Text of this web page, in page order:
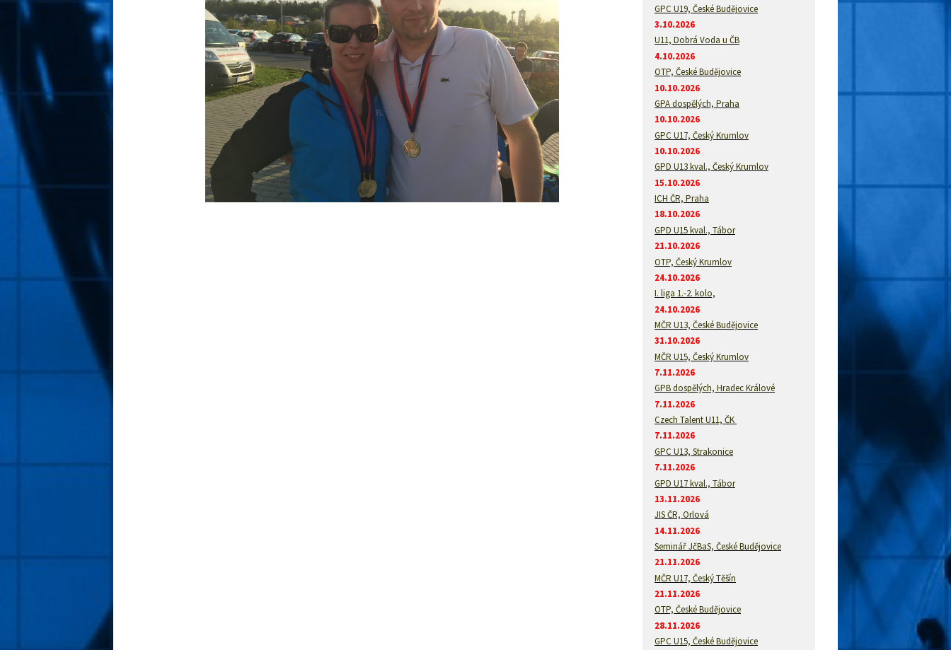
GPC U19, České Budějovice
3.10.2026
U11, Dobrá Voda u ČB
4.10.2026
OTP, České Budějovice
10.10.2026
GPA dospělých, Praha
10.10.2026
GPC U17, Český Krumlov
10.10.2026
GPD U13 kval., Český Krumlov
15.10.2026
ICH ČR, Praha
18.10.2026
GPD U15 kval., Tábor
21.10.2026
OTP, Český Krumlov
24.10.2026
I. liga 1.-2. kolo,
24.10.2026
MČR U13, České Budějovice
31.10.2026
MČR U15, Český Krumlov
7.11.2026
GPB dospělých, Hradec Králové
7.11.2026
Czech Talent U11, ČK
7.11.2026
GPC U13, Strakonice
7.11.2026
GPD U17 kval., Tábor
13.11.2026
JIS ČR, Orlová
14.11.2026
Seminář JčBaS, České Budějovice
21.11.2026
MČR U17, Český Těšín
21.11.2026
OTP, České Budějovice
28.11.2026
GPC U15, České Budějovice